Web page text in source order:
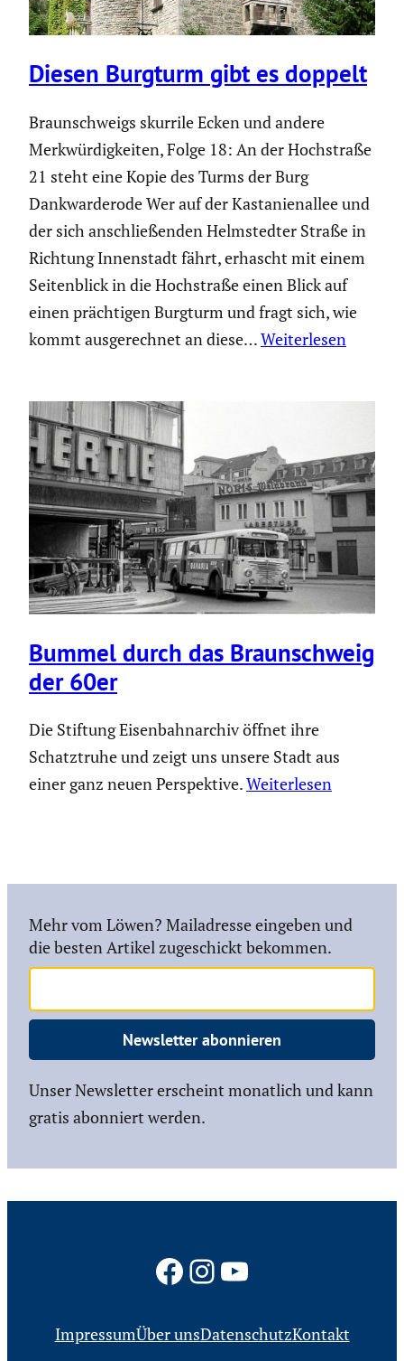
Diesen Burgturm gibt es doppelt
Braun­schweigs skurrile Ecken und andere
Merkwür­dig­keiten, Folge 18: An der Hochstraße
21 steht eine Kopie des Turms der Burg
Dankwar­derode Wer auf der Kasta­ni­en­allee und
der sich anschlie­ßenden Helmstedter Straße in
Richtung Innen­stadt fährt, erhascht mit einem
Seiten­blick in die Hochstraße einen Blick auf
einen präch­tigen Burgturm und fragt sich, wie
kommt ausge­rechnet an diese…Weiterlesen
Bummel durch das Braun­schweig
der 60er
Die Stiftung Eisenbahnarchiv öffnet ihre
Schatztruhe und zeigt uns unsere Stadt aus
einer ganz neuen Perspektive.Weiterlesen
Mehr vom Löwen? Mailadresse eingeben und
die besten Artikel zugeschickt bekommen.
Newsletter abonnieren
Unser Newsletter erscheint monatlich und kann
gratis abonniert werden.
Facebook
Instagram
YouTube
ImpressumÜber unsDatenschutzKontakt